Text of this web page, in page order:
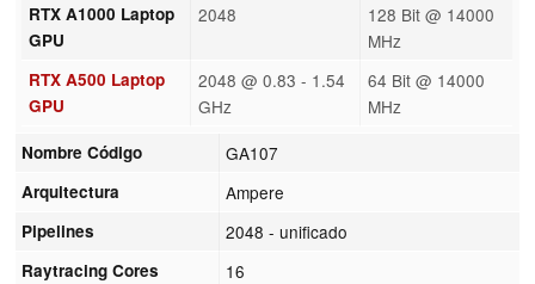
RTX A1000 Laptop
GPU
2048
128 Bit @ 14000
MHz
RTX A500 Laptop
GPU
2048 @ 0.83 - 1.54
GHz
64 Bit @ 14000
MHz
Nombre Código GA107
Arquitectura Ampere
Pipelines 2048 - unificado
Raytracing Cores 16